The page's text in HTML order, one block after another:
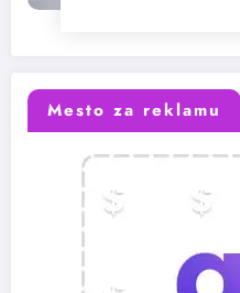
Mesto za reklamu